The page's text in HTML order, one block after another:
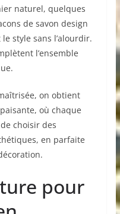
naturel, quelques
de savon design
style sans l’alourdir.
l’ensemble
on obtient
où chaque
choisir des
en parfaite
pour